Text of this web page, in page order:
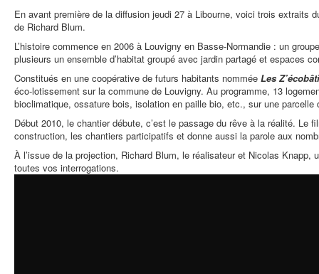
En avant première de la diffusion jeudi 27 à Libourne, voici trois extraits
de Richard Blum.
L’histoire commence en 2006 à Louvigny en Basse-Normandie : un
plusieurs un ensemble d’habitat groupé avec jardin partagé et espaces
Constitués en une coopérative de futurs habitants nommée Les
éco-lotissement sur la commune de Louvigny. Au programme, 13
bioclimatique, ossature bois, isolation en paille bio, etc., sur une parcelle
Début 2010, le chantier débute, c’est le passage du rêve à la réalité. Le
construction, les chantiers participatifs et donne aussi la parole aux
À l’issue de la projection, Richard Blum, le réalisateur et Nicolas Knapp,
toutes vos interrogations.